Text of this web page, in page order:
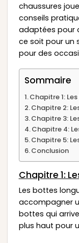
chaussures
conseils
adaptées pour
ce soit pour un
pour des
Sommaire
Chapitre 1:
Chapitre 2:
Chapitre 3:
Chapitre 4:
Chapitre 5:
Conclusion
Chapitre 1:
Les bottes
accompagner
bottes qui
plus haut pour